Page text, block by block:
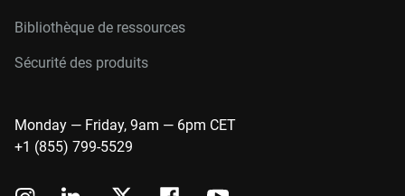
Bibliothèque de ressources
Sécurité des produits
Monday — Friday, 9am — 6pm CET
+1 (855) 799-5529